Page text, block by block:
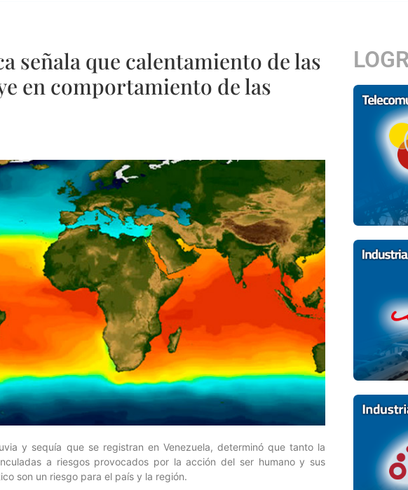
señala que calentamiento de las
en comportamiento de las
y sequía que se registran en Venezuela, determinó que tanto la
a riesgos provocados por la acción del ser humano y sus
son un riesgo para el país y la región.